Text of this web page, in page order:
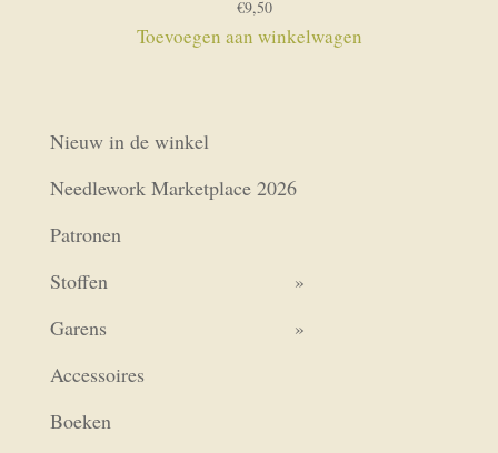
€9,50
Toevoegen aan winkelwagen
Nieuw in de winkel
Needlework Marketplace 2026
Patronen
Stoffen
Garens
Accessoires
Boeken